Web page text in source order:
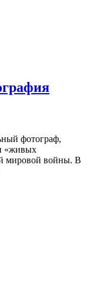
фотограф,
«живых
мировой войны. В